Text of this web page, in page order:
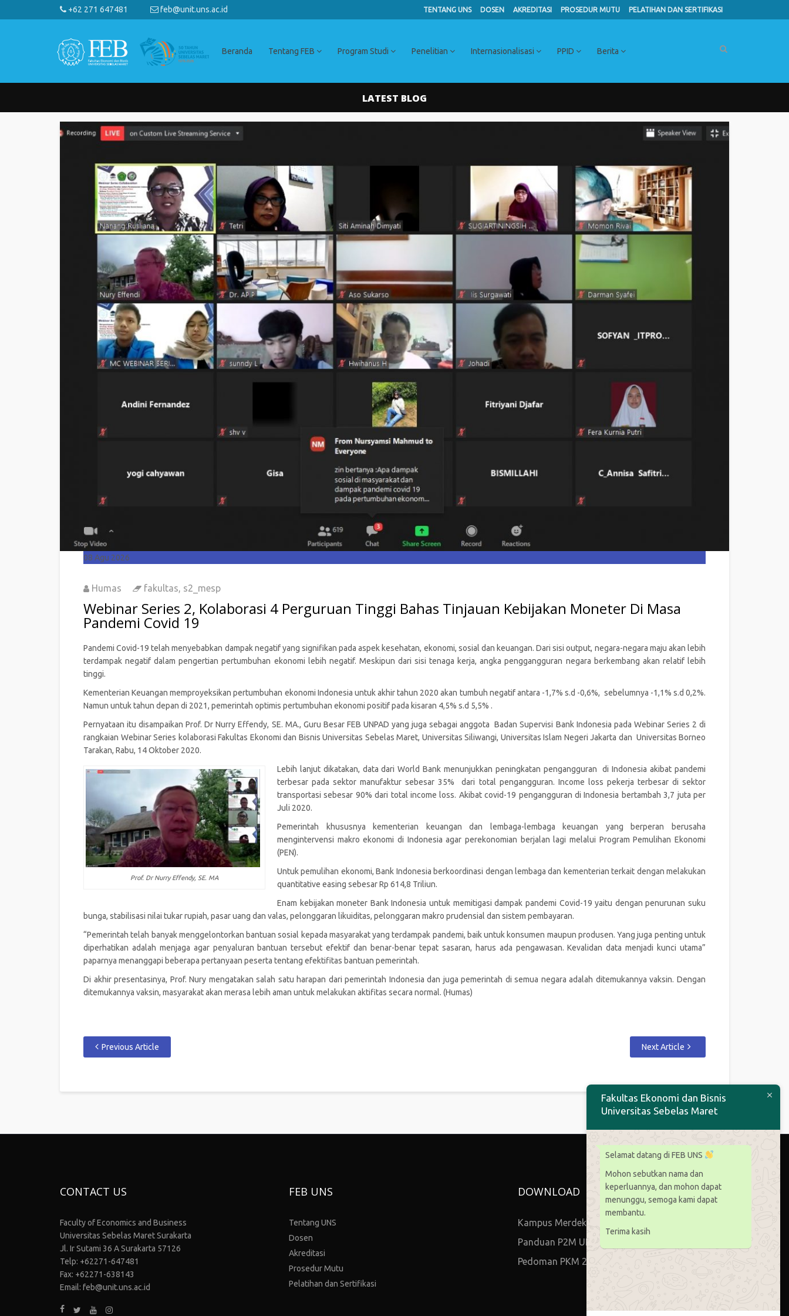
+62 271 647481 feb@unit.uns.ac.id TENTANG UNS DOSEN AKREDITASI PROSEDUR MUTU PELATIHAN DAN SERTIFIKASI
Beranda Tentang FEB Program Studi Penelitian Internasionalisasi PPID Berita
LATEST BLOG
08 Agu 2026
Humas fakultas, s2_mesp
Webinar Series 2, Kolaborasi 4 Perguruan Tinggi Bahas Tinjauan Kebijakan Moneter Di Masa
Pandemi Covid 19
Pandemi Covid-19 telah menyebabkan dampak negatif yang signifikan pada aspek kesehatan, ekonomi, sosial dan keuangan. Dari sisi output, negara-negara maju akan lebih
terdampak negatif dalam pengertian pertumbuhan ekonomi lebih negatif. Meskipun dari sisi tenaga kerja, angka penggangguran negara berkembang akan relatif lebih
tinggi.
Kementerian Keuangan memproyeksikan pertumbuhan ekonomi Indonesia untuk akhir tahun 2020 akan tumbuh negatif antara -1,7% s.d -0,6%, sebelumnya -1,1% s.d 0,2%.
Namun untuk tahun depan di 2021, pemerintah optimis pertumbuhan ekonomi positif pada kisaran 4,5% s.d 5,5% .
Pernyataan itu disampaikan Prof. Dr Nurry Effendy, SE. MA., Guru Besar FEB UNPAD yang juga sebagai anggota Badan Supervisi Bank Indonesia pada Webinar Series 2 di
rangkaian Webinar Series kolaborasi Fakultas Ekonomi dan Bisnis Universitas Sebelas Maret, Universitas Siliwangi, Universitas Islam Negeri Jakarta dan Universitas Borneo
Tarakan, Rabu, 14 Oktober 2020.
Prof. Dr Nurry Effendy, SE. MA
Lebih lanjut dikatakan, data dari World Bank menunjukkan peningkatan pengangguran di Indonesia akibat pandemi
terbesar pada sektor manufaktur sebesar 35% dari total pengangguran. Income loss pekerja terbesar di sektor
transportasi sebesar 90% dari total income loss. Akibat covid-19 pengangguran di Indonesia bertambah 3,7 juta per
Juli 2020.
Pemerintah khususnya kementerian keuangan dan lembaga-lembaga keuangan yang berperan berusaha
mengintervensi makro ekonomi di Indonesia agar perekonomian berjalan lagi melalui Program Pemulihan Ekonomi
(PEN).
Untuk pemulihan ekonomi, Bank Indonesia berkoordinasi dengan lembaga dan kementerian terkait dengan melakukan
quantitative easing sebesar Rp 614,8 Triliun.
Enam kebijakan moneter Bank Indonesia untuk memitigasi dampak pandemi Covid-19 yaitu dengan penurunan suku
bunga, stabilisasi nilai tukar rupiah, pasar uang dan valas, pelonggaran likuiditas, pelonggaran makro prudensial dan sistem pembayaran.
“Pemerintah telah banyak menggelontorkan bantuan sosial kepada masyarakat yang terdampak pandemi, baik untuk konsumen maupun produsen. Yang juga penting untuk
diperhatikan adalah menjaga agar penyaluran bantuan tersebut efektif dan benar-benar tepat sasaran, harus ada pengawasan. Kevalidan data menjadi kunci utama”
paparnya menanggapi beberapa pertanyaan peserta tentang efektifitas bantuan pemerintah.
Di akhir presentasinya, Prof. Nury mengatakan salah satu harapan dari pemerintah Indonesia dan juga pemerintah di semua negara adalah ditemukannya vaksin. Dengan
ditemukannya vaksin, masyarakat akan merasa lebih aman untuk melakukan aktifitas secara normal. (Humas)
Previous Article Next Article
CONTACT US
Faculty of Economics and Business
Universitas Sebelas Maret Surakarta
Jl. Ir Sutami 36 A Surakarta 57126
Telp: +62271-647481
Fax: +62271-638143
Email: feb@unit.uns.ac.id
FEB UNS
Tentang UNS
Dosen
Akreditasi
Prosedur Mutu
Pelatihan dan Sertifikasi
DOWNLOAD
Kampus Merdeka
Panduan P2M UNS
Pedoman PKM 2021
Fakultas Ekonomi dan Bisnis
Universitas Sebelas Maret
Selamat datang di FEB UNS
Mohon sebutkan nama dan
keperluannya, dan mohon dapat
menunggu, semoga kami dapat
membantu.
Terima kasih